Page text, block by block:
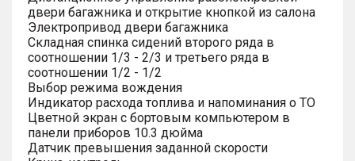
двери багажника и открытие кнопкой из салона
Электропривод двери багажника
Складная спинка сидений второго ряда в
соотношении 1/3 - 2/3 и третьего ряда в
соотношении 1/2 - 1/2
Выбор режима вождения
Индикатор расхода топлива и напоминания о ТО
Цветной экран с бортовым компьютером в
панели приборов 10.3 дюйма
Датчик превышения заданной скорости